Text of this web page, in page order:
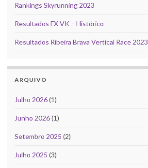
Rankings Skyrunning 2023
Resultados FX VK – Histórico
Resultados Ribeira Brava Vertical Race 2023
ARQUIVO
Julho 2026(1)
Junho 2026(1)
Setembro 2025 (2)
Julho 2025 (3)